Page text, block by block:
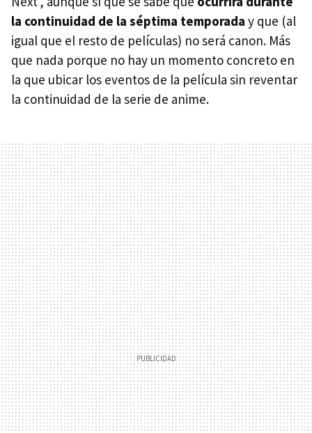
la continuidad de la séptima temporada y que (al
igual que el resto de películas) no será canon. Más
que nada porque no hay un momento concreto en
la que ubicar los eventos de la película sin reventar
la continuidad de la serie de anime.